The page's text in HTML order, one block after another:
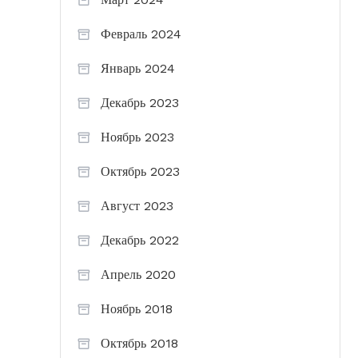
Февраль 2024
Январь 2024
Декабрь 2023
Ноябрь 2023
Октябрь 2023
Август 2023
Декабрь 2022
Апрель 2020
Ноябрь 2018
Октябрь 2018